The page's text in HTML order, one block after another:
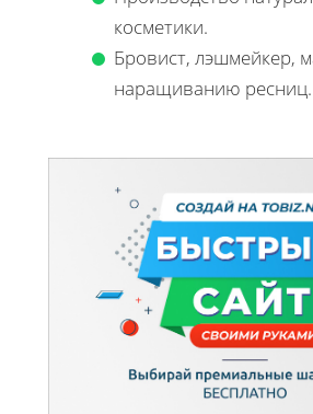
косметики.
Бровист, лэшмейкер,
наращиванию ресниц.